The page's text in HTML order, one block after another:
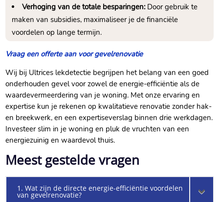
Verhoging van de totale besparingen:Door gebruik te
maken van subsidies, maximaliseer je de financiële
voordelen op lange termijn.​
Vraag een offerte aan voor gevelrenovatie
Wij bij Ultrices lekdetectie begrijpen het belang van een goed
onderhouden gevel voor zowel de energie-efficiëntie als de
waardevermeerdering van je woning.​ Met onze ervaring en
expertise kun je rekenen op kwalitatieve renovatie zonder hak-
en breekwerk, en een expertiseverslag binnen drie werkdagen.​
Investeer slim in je woning en pluk de vruchten van een
energiezuinig en waardevol thuis.​
Meest gestelde vragen
1. Wat zijn de directe energie-efficiëntie voordelen
van gevelrenovatie?